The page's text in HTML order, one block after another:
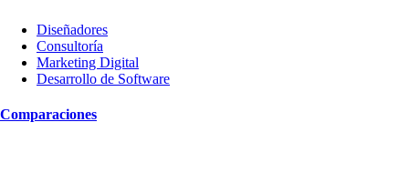
Diseñadores
Consultoría
Marketing Digital
Desarrollo de Software
Comparaciones